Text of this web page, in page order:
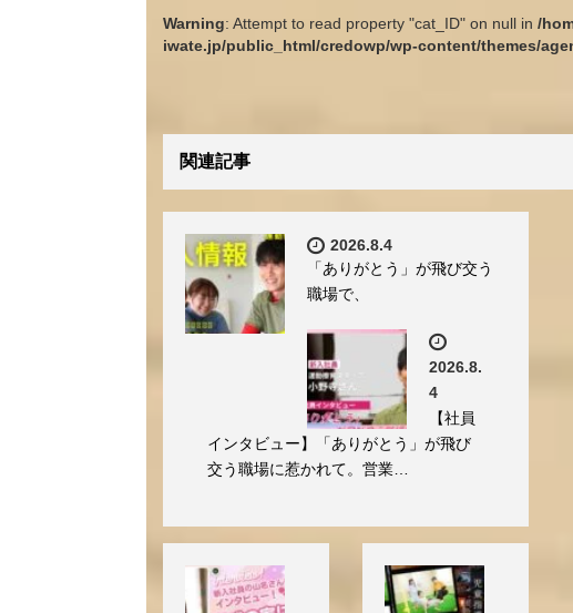
Warning: Attempt to read property "cat_ID" on null in /
iwate.jp/public_html/credowp/wp-content/themes/
関連記事
2026.8.4
「ありがとう」が飛び交う
職場で、
2026.8.
4
【社員
インタビュー】「ありがとう」が飛び
交う職場に惹かれて。営業…